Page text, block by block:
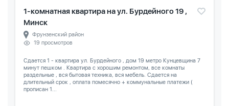
1-комнатная квартира на ул. Бурдейного 19 ,
Минск
Фрунзенский район
19 просмотров
Сдается 1 - квартира ул. Бурдейного , дом 19 метро Кунцевщина 7
минут пешком . Квартира с хорошим ремонтом, все комнаты
раздельные , вся бытовая техника, вся мебель. Сдается на
длительный срок , оплата помесячно + коммунальные платежи (
прописан 1...